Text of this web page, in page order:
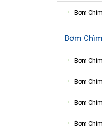
Bơm
Bơm
Bơm
Bơm
Bơm
Bơm